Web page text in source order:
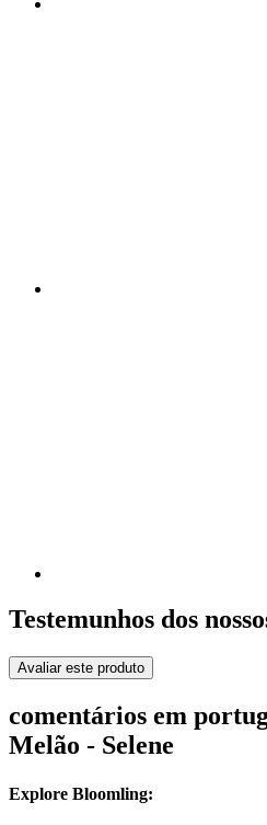
Testemunhos dos
Avaliar este produto
comentários em
Melão - Selene
Explore Bloomling: